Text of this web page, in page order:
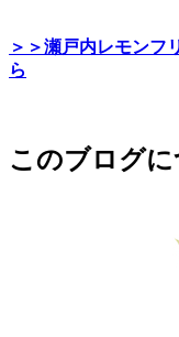
＞＞瀬戸内レモンフ
ら
このブログに